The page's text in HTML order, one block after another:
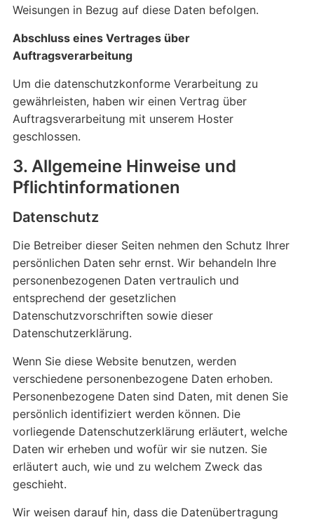
Weisungen in Bezug auf diese Daten befolgen.
Abschluss eines Vertrages über
Auftragsverarbeitung
Um die datenschutzkonforme Verarbeitung zu
gewährleisten, haben wir einen Vertrag über
Auftragsverarbeitung mit unserem Hoster
geschlossen.
3. Allgemeine Hinweise und
Pflicht­informationen
Datenschutz
Die Betreiber dieser Seiten nehmen den Schutz Ihrer
persönlichen Daten sehr ernst. Wir behandeln Ihre
personenbezogenen Daten vertraulich und
entsprechend der gesetzlichen
Datenschutzvorschriften sowie dieser
Datenschutzerklärung.
Wenn Sie diese Website benutzen, werden
verschiedene personenbezogene Daten erhoben.
Personenbezogene Daten sind Daten, mit denen Sie
persönlich identifiziert werden können. Die
vorliegende Datenschutzerklärung erläutert, welche
Daten wir erheben und wofür wir sie nutzen. Sie
erläutert auch, wie und zu welchem Zweck das
geschieht.
Wir weisen darauf hin, dass die Datenübertragung